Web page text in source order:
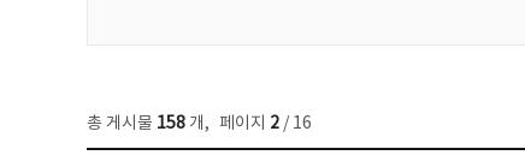
총 게시물 158 개, 페이지 2 / 16